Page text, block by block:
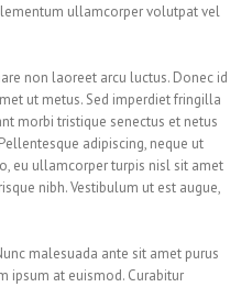
ullamcorper volutpat vel
non laoreet arcu luctus. Donec id
ut metus. Sed imperdiet fringilla
morbi tristique senectus et netus
adipiscing, neque ut
eu ullamcorper turpis nisl sit amet
nibh. Vestibulum ut est augue,
malesuada ante sit amet purus
ipsum at euismod. Curabitur